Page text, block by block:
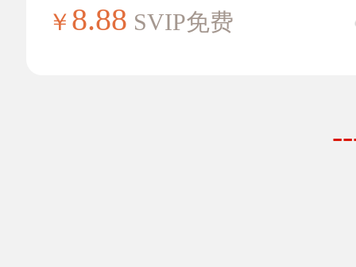
￥ 8.88 SVIP免费